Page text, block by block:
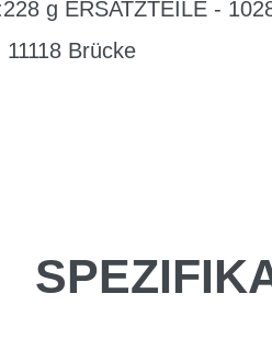
g ERSATZTEILE -
Brücke